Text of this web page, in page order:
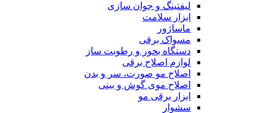
لیفتینگ و جوان سازی
ابزار سلامت
ماساژور
مسواک برقی
دستگاه بخور و رطوبت ساز
لوازم اصلاح برقی
اصلاح مو صورت، سر و بدن
اصلاح موی گوش و بینی
ابزار برقی مو
سشوار